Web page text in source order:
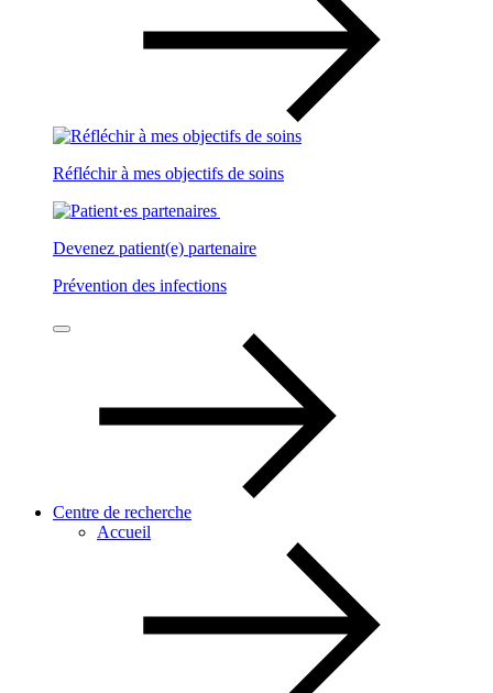
Réfléchir à mes objectifs de soins
Devenez patient(e) partenaire
Prévention des infections
Centre de recherche
Accueil